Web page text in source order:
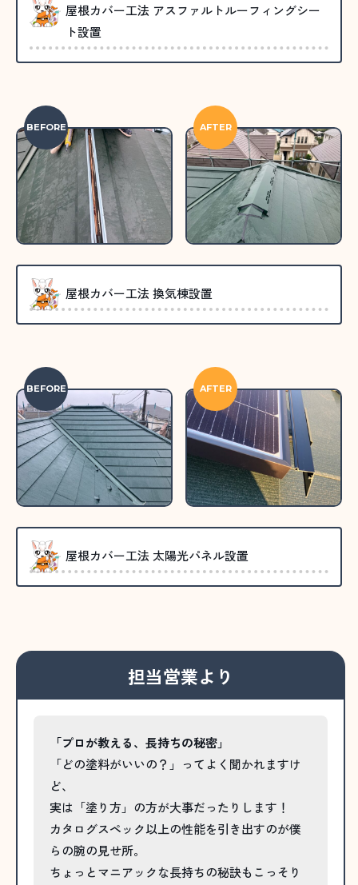
屋根カバー工法 アスファルトルーフィングシー
ト設置
BEFORE AFTER
屋根カバー工法 換気棟設置
BEFORE AFTER
屋根カバー工法 太陽光パネル設置
担当営業より
「プロが教える、長持ちの秘密」
「どの塗料がいいの？」ってよく聞かれますけ
ど、
実は「塗り方」の方が大事だったりします！
カタログスペック以上の性能を引き出すのが僕
らの腕の見せ所。
ちょっとマニアックな長持ちの秘訣もこっそり